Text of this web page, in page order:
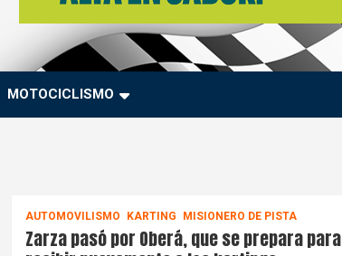
MOTOCICLISMO
AUTOMOVILISMO KARTING MISIONERO DE PISTA
Zarza pasó por Oberá, que se prepara para